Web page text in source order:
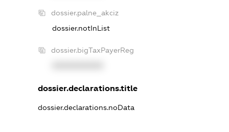
dossier.palne_akciz
dossier.notInList
dossier.bigTaxPayerReg
dossier.declarations.title
dossier.declarations.noData